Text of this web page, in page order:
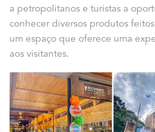
a petropolitanos e turistas a
conhecer diversos produtos
um espaço que oferece uma
aos visitantes.